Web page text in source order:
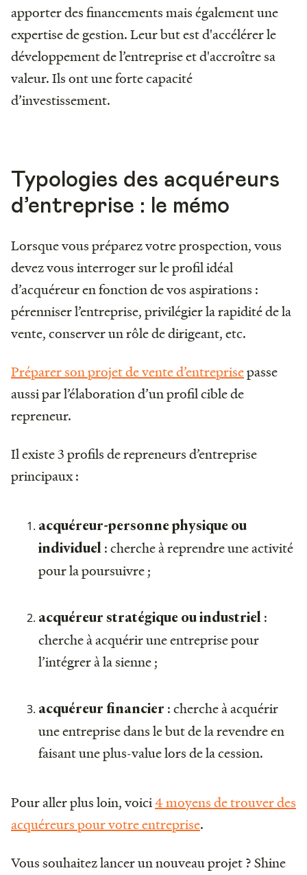
apporter des financements mais également une
expertise de gestion. Leur but est d'accélérer le
développement de l’entreprise et d'accroître sa
valeur. Ils ont une forte capacité
d’investissement.
Typologies des acquéreurs
d’entreprise : le mémo
Lorsque vous préparez votre prospection, vous
devez vous interroger sur le profil idéal
d’acquéreur en fonction de vos aspirations :
pérenniser l’entreprise, privilégier la rapidité de la
vente, conserver un rôle de dirigeant, etc.
Préparer son projet de vente d’entreprisepasse
aussi par l’élaboration d’un profil cible de
repreneur.
Il existe 3 profils de repreneurs d’entreprise
principaux :
acquéreur-personne physique ou
individuel : cherche à reprendre une activité
pour la poursuivre ;
acquéreur stratégique ou industriel :
cherche à acquérir une entreprise pour
l’intégrer à la sienne ;
acquéreur financier : cherche à acquérir
une entreprise dans le but de la revendre en
faisant une plus-value lors de la cession.
Pour aller plus loin, voici4 moyens de trouver des
acquéreurs pour votre entreprise.
Vous souhaitez lancer un nouveau projet ? Shine